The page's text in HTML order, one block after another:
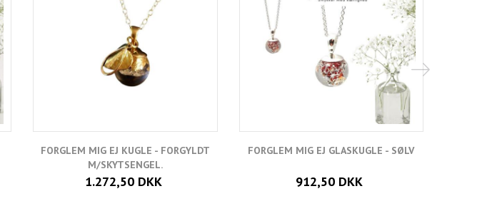
FORGLEM MIG EJ KUGLE - FORGYLDT
M/SKYTSENGEL.
1.272,50 DKK
FORGLEM MIG EJ GLASKUGLE - SØLV
912,50 DKK